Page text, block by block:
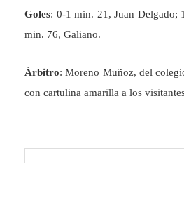
Goles: 0-1 min. 21, Juan Delgado;
min. 76, Galiano.
Árbitro: Moreno Muñoz, del
con cartulina amarilla a los